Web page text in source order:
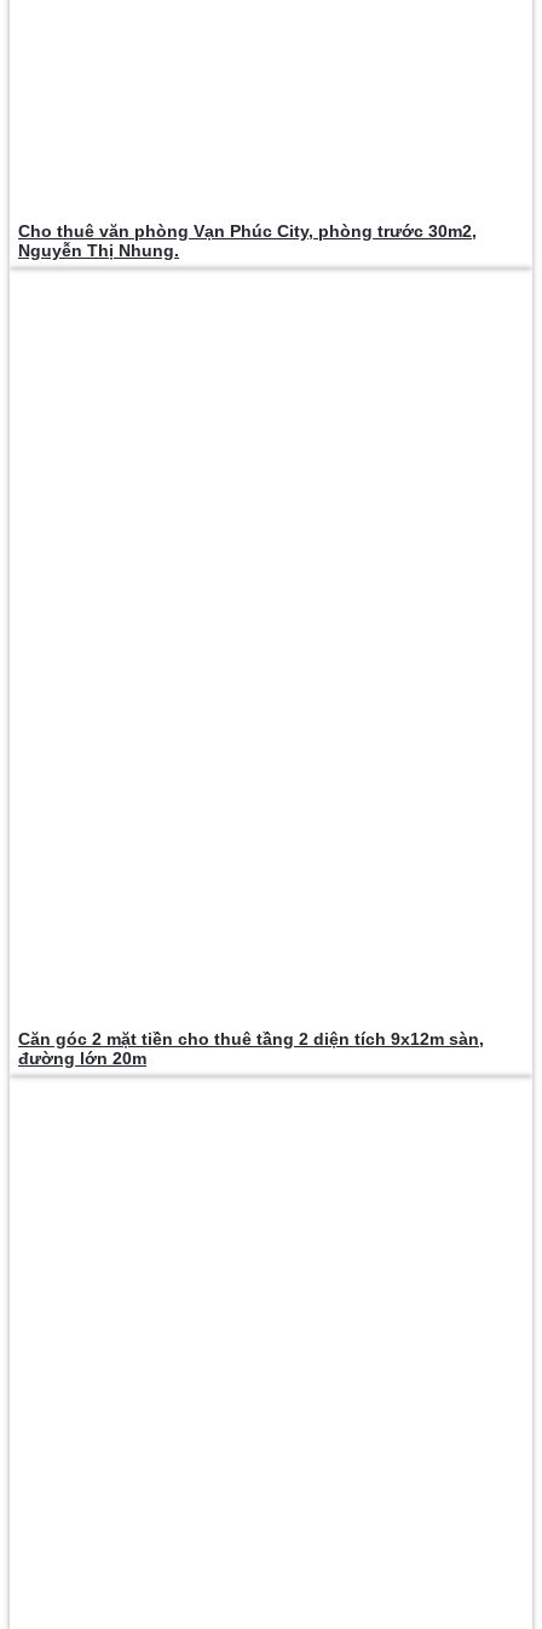
Cho thuê văn phòng Vạn Phúc City, phòng trước 30m2,
Nguyễn Thị Nhung.
Căn góc 2 mặt tiền cho thuê tầng 2 diện tích 9x12m sàn,
đường lớn 20m